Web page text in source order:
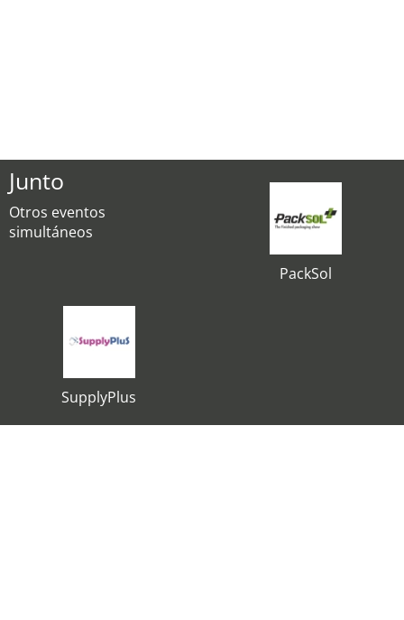
Junto
Otros eventos
simultáneos
PackSol
SupplyPlus